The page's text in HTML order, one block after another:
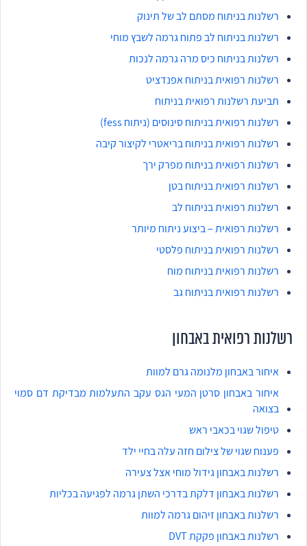
רשלנות בניתוח מסתם לב של תינוק
רשלנות בניתוח לב פתוח גרמה לשבץ מוחי
רשלנות בניתוח כיס מרה גרמה לנכות
רשלנות רפואית בניתוח אפנדציט
תביעת רשלנות רפואית בניתוח
רשלנות רפואית בניתוח סינוסים (ניתוח fess)
רשלנות רפואית בניתוח בריאטרי לקיצור קיבה
רשלנות רפואית בניתוח מפרק ירך
רשלנות רפואית בניתוח בטן
רשלנות רפואית בניתוח לב
רשלנות רפואית – ביצוע ניתוח מיותר
רשלנות רפואית בניתוח פלסטי
רשלנות רפואית בניתוח מוח
רשלנות רפואית בניתוח גב
רשלנות רפואית באבחון
איחור באבחון מלנומה גרם למוות
איחור באבחון סרטן המעי הגס עקב התעלמות מבדיקת דם סמוי
בצואה
טיפול שגוי בכאבי ראש
פענוח שגוי של צילום חזה עלה בחיי ילד
רשלנות באבחון גידול מוחי אצל צעירה
רשלנות באבחון דלקת בדרכי השתן גרמה לפגיעה בכליות
רשלנות באבחון זיהום גרמה למוות
רשלנות באבחון פקקת DVT